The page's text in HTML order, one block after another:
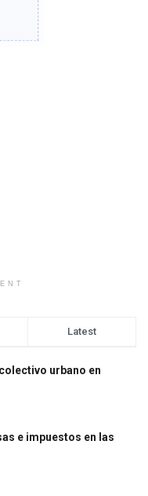
Latest
urbano en
e impuestos en las